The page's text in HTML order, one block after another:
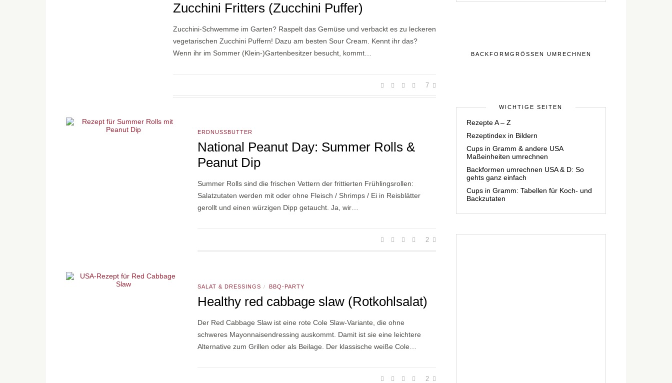
Zucchini Fritters (Zucchini Puffer)
Zucchini-Schwemme im Garten? Raspelt das Gemüse und verbackt es zu leckeren
vegetarischen Zucchini Puffern! Dazu am besten Sour Cream. Kennt ihr das?
Wenn ihr im Sommer (Klein-)Gartenbesitzer besucht, kommt…
7
ERDNUSSBUTTER
National Peanut Day: Summer Rolls &
Peanut Dip
Summer Rolls sind die frischen Vettern der frittierten Frühlingsrollen:
Salatzutaten werden mit oder ohne Fleisch / Shrimps / Ei in Reisblätter
gerollt und einen würzigen Dipp getaucht. Ja, wir…
2
SALAT & DRESSINGS / BBQ-PARTY
Healthy red cabbage slaw (Rotkohlsalat)
Der Red Cabbage Slaw ist eine rote Cole Slaw-Variante, die ohne
schweres Mayonnaisendressing auskommt. Damit ist sie eine leichtere
Alternative zum Grillen oder als Beilage. Der klassische weiße Cole…
2
BACKFORMGRÖSSEN UMRECHNEN
WICHTIGE SEITEN
Rezepte A – Z
Rezeptindex in Bildern
Cups in Gramm & andere USA
Maßeinheiten umrechnen
Backformen umrechnen USA & D: So
gehts ganz einfach
Cups in Gramm: Tabellen für Koch- und
Backzutaten